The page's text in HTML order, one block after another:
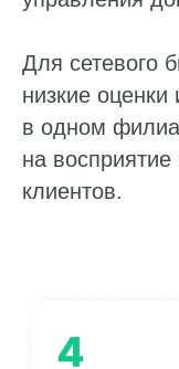
Для сетевого
низкие
в одном
на восприятие
клиентов.